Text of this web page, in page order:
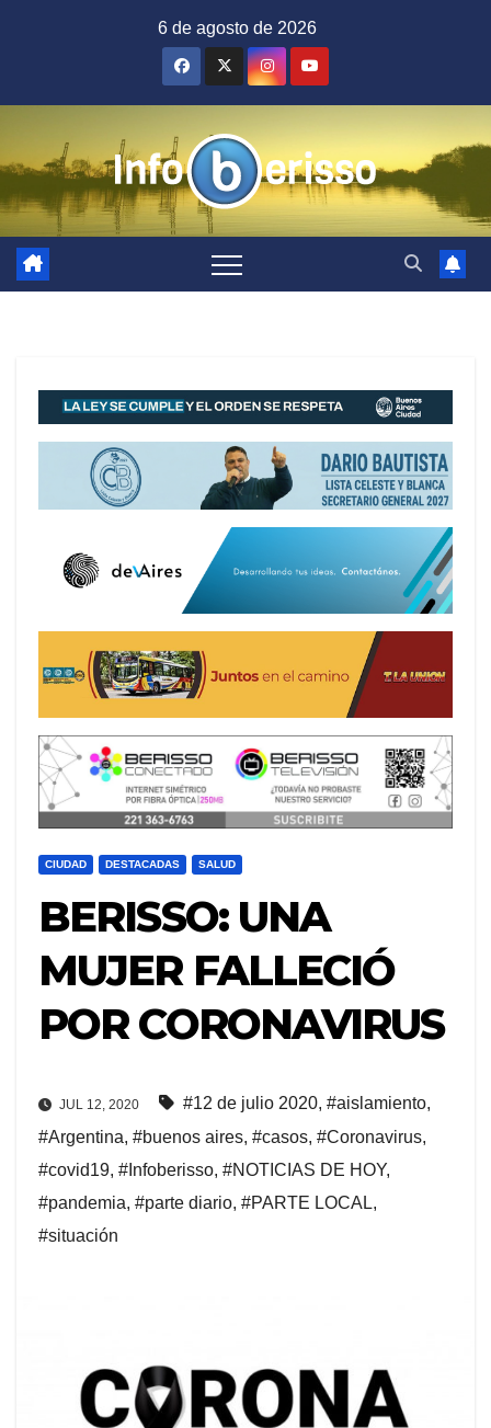
6 de agosto de 2026
CIUDAD DESTACADAS SALUD
BERISSO: UNA
MUJER FALLECIÓ
POR CORONAVIRUS
JUL 12, 2020 #12 de julio 2020, #aislamiento,
#Argentina, #buenos aires, #casos, #Coronavirus,
#covid19, #Infoberisso, #NOTICIAS DE HOY,
#pandemia, #parte diario, #PARTE LOCAL,
#situación